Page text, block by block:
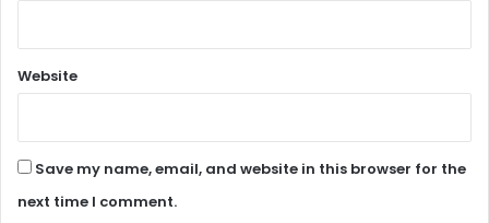
Website
Save my name, email, and website in this browser for the
next time I comment.